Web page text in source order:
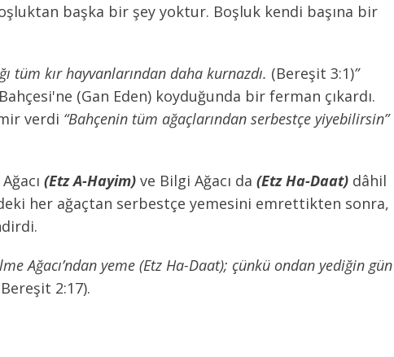
başka bir şey yoktur. Boşluk kendi başına bir
tüm kır hayvanlarından daha kurnazdı. (Bereşit 3:1)”
(Gan Eden) koyduğunda bir ferman çıkardı.
verdi “Bahçenin tüm ağaçlarından serbestçe yiyebilirsin”
(Etz A-Hayim) ve Bilgi Ağacı da (Etz Ha-Daat) dâhil
her ağaçtan serbestçe yemesini emrettikten sonra,
Ağacı’ndan yeme (Etz Ha-Daat); çünkü ondan yediğin gün
2:17).